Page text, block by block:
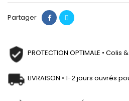
Partager
PROTECTION OPTIMALE •
LIVRAISON • 1-2 jours ouvrés